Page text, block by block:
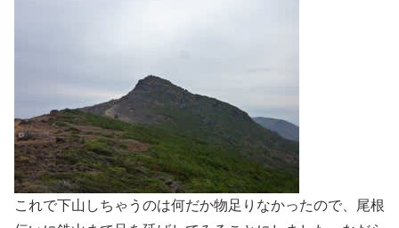
これで下山しちゃうのは何だか物足りなかったので、尾根